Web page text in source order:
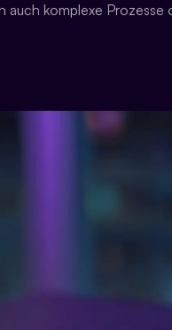
auch komplexe